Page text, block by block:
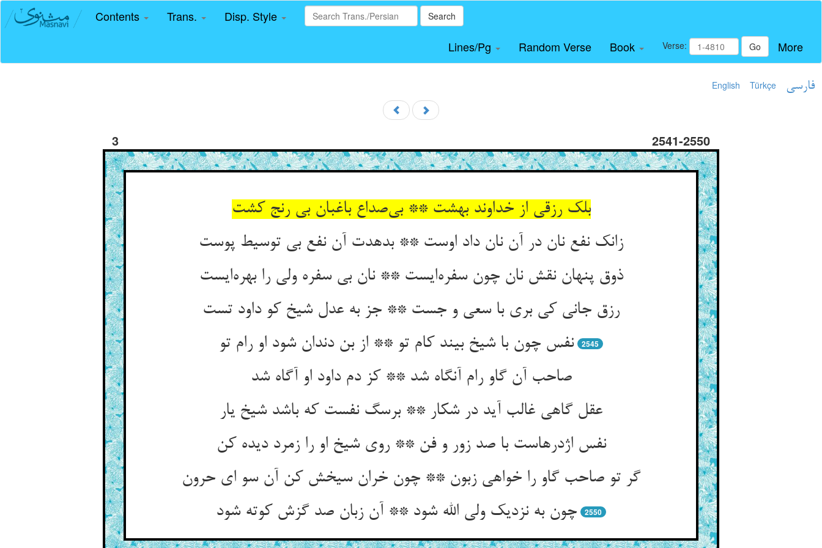
Contents Trans. Disp. Style Search
Lines/Pg Random Verse Book Verse: Go More
English Türkçe فارسی
3 2541-2550
بلک رزقی از خداوند بهشت ** بی‌صداع باغبان بی رنج کشت
زانک نفع نان در آن نان داد اوست ** بدهدت آن نفع بی توسیط پوست
ذوق پنهان نقش نان چون سفره‌ایست ** نان بی سفره ولی را بهره‌ایست
رزق جانی کی بری با سعی و جست ** جز به عدل شیخ کو داود تست
نفس چون با شیخ بیند کام تو ** از بن دندان شود او رام تو
2545
صاحب آن گاو رام آنگاه شد ** کز دم داود او آگاه شد
عقل گاهی غالب آید در شکار ** برسگ نفست که باشد شیخ یار
نفس اژدرهاست با صد زور و فن ** روی شیخ او را زمرد دیده کن
گر تو صاحب گاو را خواهی زبون ** چون خران سیخش کن آن سو ای حرون
چون به نزدیک ولی الله شود ** آن زبان صد گزش کوته شود
2550